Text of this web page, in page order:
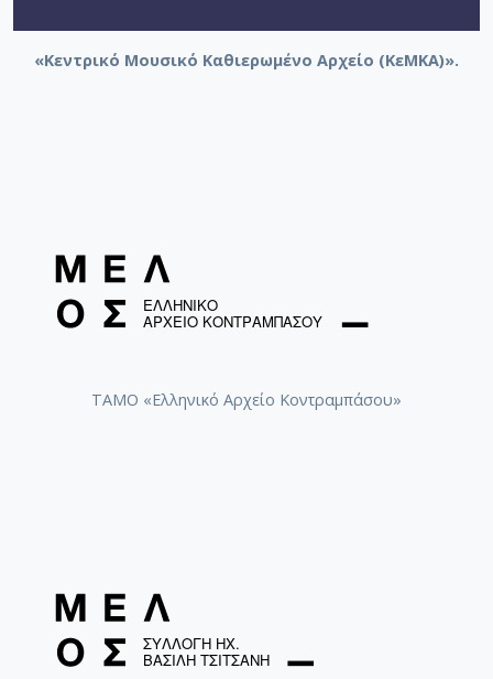
«Κεντρικό Μουσικό Καθιερωμένο Αρχείο (ΚεΜΚΑ)».
ΤΑΜΟ «Ελληνικό Αρχείο Κοντραμπάσου»